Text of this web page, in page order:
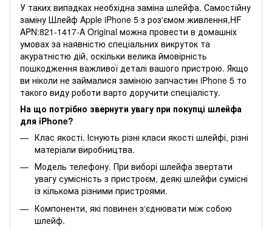
У таких випадках необхідна заміна шлейфа. Самостійну
заміну Шлейф Apple iPhone 5 з роз'ємом живлення,HF
APN:821-1417-A Original можна провести в домашніх
умовах за наявністю спеціальних викруток та
акуратністю дій, оскільки велика ймовірність
пошкодження важливої деталі вашого пристрою. Якщо
ви ніколи не займалися заміною запчастин iPhone 5 то
такого виду роботи варто доручити спеціалісту.
На що потрібно звернути увагу при покупці шлейфа
для iPhone?
Клас якості. Існують різні класи якості шлейфі, різні
матеріали виробництва.
Модель телефону. При виборі шлейфа звертати
увагу сумісність з пристроєм, деякі шлейфи сумісні
із кількома різними пристроями.
Компоненти, які повинен з‘єднювати між собою
шлейф.